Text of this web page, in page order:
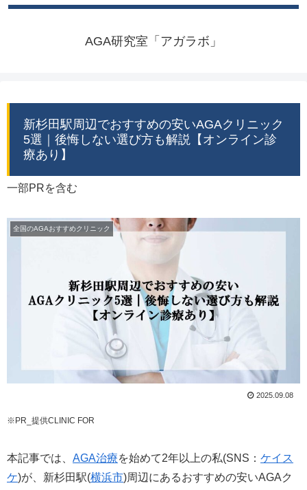
AGA研究室「アガラボ」
新杉田駅周辺でおすすめの安いAGAクリニック
5選｜後悔しない選び方も解説【オンライン診
療あり】
一部PRを含む
全国のAGAおすすめクリニック
2025.09.08
※PR_提供CLINIC FOR
本記事では、 AGA治療を始めて2年以上の私(SNS： ケイス
ケ)が、新杉田駅(横浜市)周辺にあるおすすめの安いAGAク